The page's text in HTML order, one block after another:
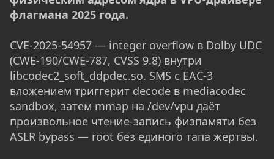
флагмана 2025 года.
CVE-2025-54957 — integer overflow в Dolby UDC
(CWE-190/CWE-787, CVSS 9.8) внутри
libcodec2_soft_ddpdec.so. SMS с EAC-3
вложением триггерит decode в mediacodec
sandbox, затем mmap на /dev/vpu даёт
произвольное чтение-запись физпамяти без
ASLR bypass — root без единого тапа жертвы.